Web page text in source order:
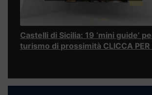
Castelli di Sicilia: 19 ‘mini guide’
turismo di prossimità CLICCA PER